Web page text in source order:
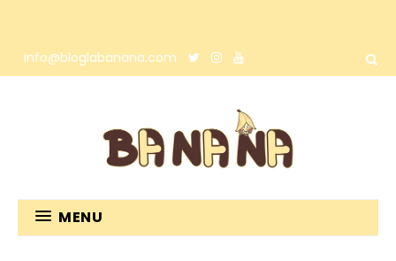
info@bloglabanana.com
MENU